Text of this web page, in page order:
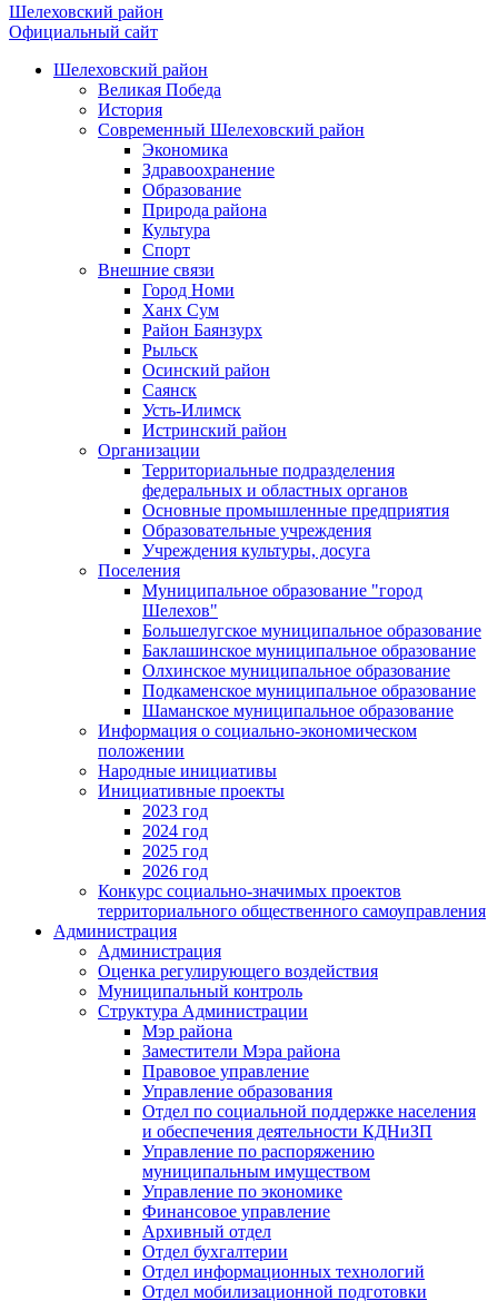
Шелеховский район
Официальный сайт
Шелеховский район
Великая Победа
История
Современный Шелеховский район
Экономика
Здравоохранение
Образование
Природа района
Культура
Спорт
Внешние связи
Город Номи
Ханх Сум
Район Баянзурх
Рыльск
Осинский район
Саянск
Усть-Илимск
Истринский район
Организации
Территориальные подразделения
федеральных и областных органов
Основные промышленные предприятия
Образовательные учреждения
Учреждения культуры, досуга
Поселения
Муниципальное образование "город
Шелехов"
Большелугское муниципальное образование
Баклашинское муниципальное образование
Олхинское муниципальное образование
Подкаменское муниципальное образование
Шаманское муниципальное образование
Информация о социально-экономическом
положении
Народные инициативы
Инициативные проекты
2023 год
2024 год
2025 год
2026 год
Конкурс социально-значимых проектов
территориального общественного самоуправления
Администрация
Администрация
Оценка регулирующего воздействия
Муниципальный контроль
Структура Администрации
Мэр района
Заместители Мэра района
Правовое управление
Управление образования
Отдел по социальной поддержке населения
и обеспечения деятельности КДНиЗП
Управление по распоряжению
муниципальным имуществом
Управление по экономике
Финансовое управление
Архивный отдел
Отдел бухгалтерии
Отдел информационных технологий
Отдел мобилизационной подготовки